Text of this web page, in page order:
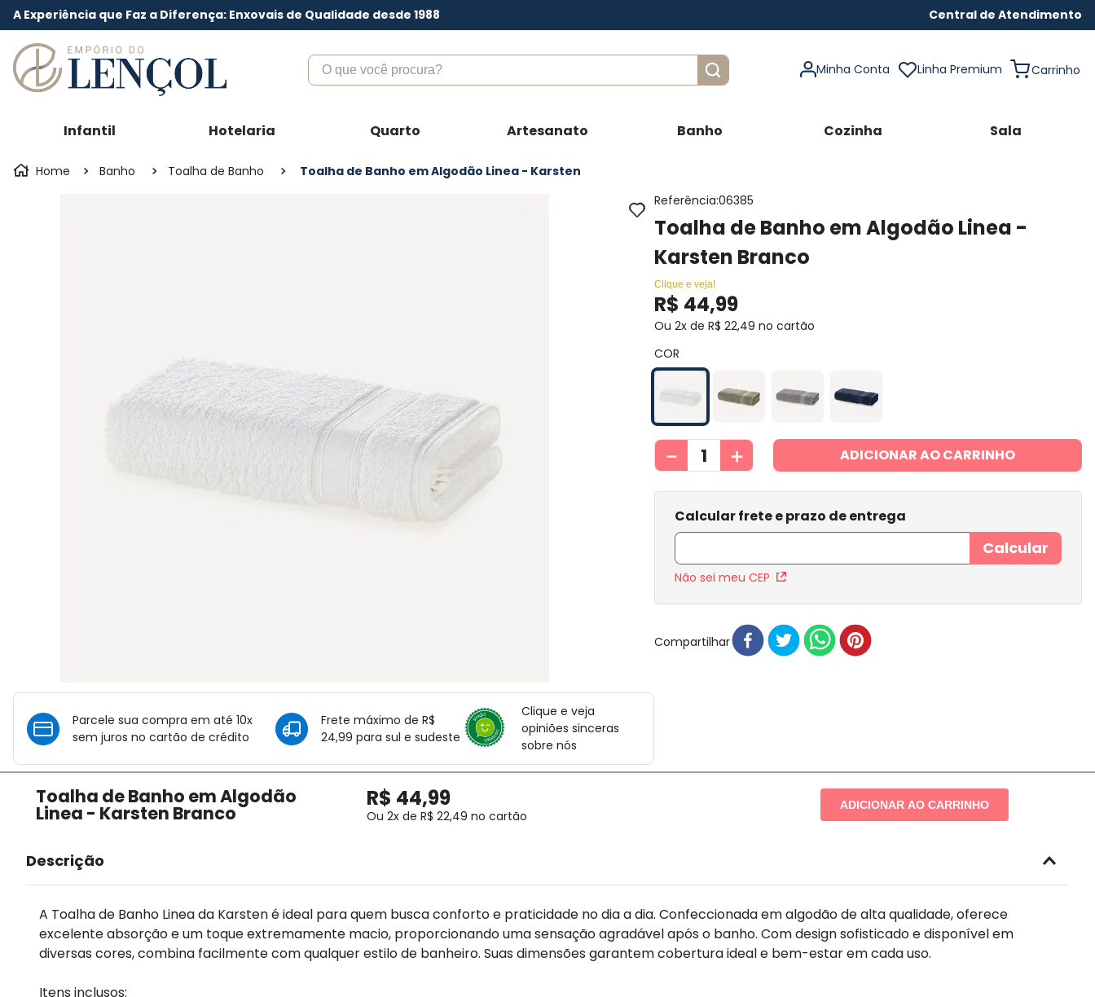
A Experiência que Faz a Diferença: Enxovais de Qualidade desde 1988 Central de Atendimento
O que você procura?
Minha Conta Linha Premium
Infantil Hotelaria Quarto Artesanato Banho Cozinha Sala
Banho Toalha de Banho Toalha de Banho em Algodão Linea - Karsten
Parcele sua compra em até 10x
sem juros no cartão de crédito
Frete máximo de R$
24,99 para sul e sudeste
Clique e veja
opiniões sinceras
sobre nós
Referência:06385
Toalha de Banho em Algodão Linea -
Karsten Branco
Clique e veja!
R$ 44,99
Ou2x deR$ 22,49 no cartão
COR
＋
－ ADICIONAR AO CARRINHO
Não sei meu CEP
Compartilhar
Toalha de Banho em Algodão
Linea - Karsten Branco
R$ 44,99
Ou2x deR$ 22,49 no cartão
ADICIONAR AO CARRINHO
Descrição
A Toalha de Banho Linea da Karsten é ideal para quem busca conforto e praticidade no dia a dia. Confeccionada em algodão de alta qualidade, oferece
excelente absorção e um toque extremamente macio, proporcionando uma sensação agradável após o banho. Com design sofisticado e disponível em
diversas cores, combina facilmente com qualquer estilo de banheiro. Suas dimensões garantem cobertura ideal e bem-estar em cada uso.
Itens inclusos: